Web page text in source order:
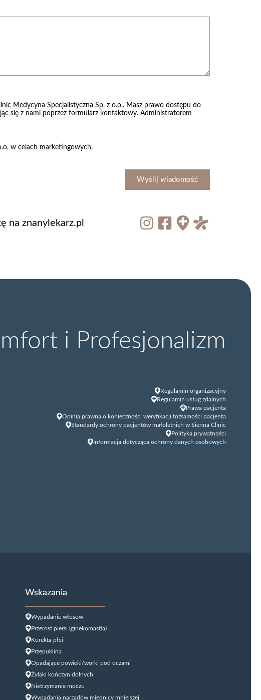
Medycyna Specjalistyczna Sp. z o.o.. Masz prawo dostępu do
się z nami poprzez formularz kontaktowy. Administratorem
w celach marketingowych.
Wyślij wiadomość
na znanylekarz.pl
i Profesjonalizm
Regulamin organizacyjny
Regulamin usług zdalnych
Prawa pacjenta
Opinia prawna o konieczności weryfikacji tożsamości pacjenta
Standardy ochrony pacjentów małoletnich w Sienna Clinic
Polityka prywatności
Informacja dotycząca ochrony danych osobowych
Wskazania
Wypadanie włosów
Przerost piersi (ginekomastia)
Korekta płci
Przepuklina
Opadające powieki/worki pod oczami
Żylaki kończyn dolnych
Nietrzymanie moczu
Wypadania narządów miednicy mniejszej